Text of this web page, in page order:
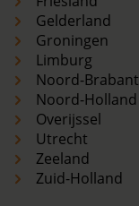
Gelderland
Groningen
Limburg
Noord-Brabant
Noord-Holland
Overijssel
Utrecht
Zeeland
Zuid-Holland